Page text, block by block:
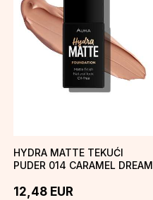
HYDRA MATTE TEKUĆI
PUDER 014 CARAMEL DREAM
12,48 EUR